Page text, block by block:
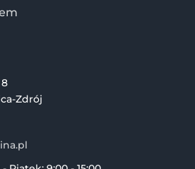
Zdrój